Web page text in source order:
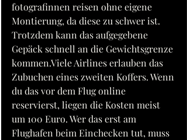
fotografinnen reisen ohne eigene
Montierung, da diese zu schwer ist.
Trotzdem kann das aufgegebene
Gepäck schnell an die Gewichtsgrenze
kommen.Viele Airlines erlauben das
Zubuchen eines zweiten Koffers. Wenn
du das vor dem Flug online
reservierst, liegen die Kosten meist
um 100 Euro. Wer das erst am
Flughafen beim Einchecken tut, muss